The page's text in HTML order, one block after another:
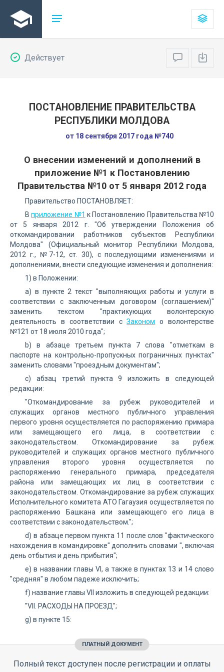
Действует
ПОСТАНОВЛЕНИЕ ПРАВИТЕЛЬСТВА
РЕСПУБЛИКИ МОЛДОВА
от 18 сентября 2017 года №740
О внесении изменений и дополнений в
приложение №1 к Постановлению
Правительства №10 от 5 января 2012 года
Правительство ПОСТАНОВЛЯЕТ:
Вприложение №1 к Постановлению Правительства №10
от 5 января 2012 г. "Об утверждении Положения об
откомандировании работников субъектов Республики
Молдова" (Официальный монитор Республики Молдова,
2012 г., №7-12, ст. 30), с последующими изменениями и
дополнениями, внести следующие изменения и дополнения:
1) в Положении:
a) в пункте 2 текст "выполняющих работы и услуги в
соответствии с заключенным договором (соглашением)"
заменить текстом "практикующих волонтерскую
деятельность в соответствии сЗаконом о волонтерстве
№121 от 18 июля 2010 года";
b) в абзаце третьем пункта 7 слова "отметкам в
паспорте на контрольно-пропускных пограничных пунктах"
заменить словами "проездным документам";
c) абзац третий пункта 9 изложить в следующей
редакции:
"Откомандирование за рубеж руководителей и
служащих органов местного публичного управления
первого уровня осуществляется по распоряжению примара
или замещающего его лица, в соответствии с
законодательством. Откомандирование за рубеж
руководителей и служащих органов местного публичного
управления второго уровня осуществляется по
распоряжению генерального примара, председателя
района или замещающих их лиц в соответствии с
законодательством. Откомандирование за рубеж служащих
Исполнительного комитета АТО Гагаузия осуществляется по
распоряжению Башкана или замещающего его лица в
соответствии с законодательством.";
d) в абзаце первом пункта 11 после слов "фактического
нахождения в командировке" дополнить словами ", включая
день отбытия и день прибытия";
e) в названии главы VI, а также в пунктах 13 и 14 слово
"средняя" в любом падеже исключить;
f) название главы VII изложить в следующей редакции:
"VII. РАСХОДЫ НА ПРОЕЗД";
g) в пункте 15:
ПЛАТНЫЙ ДОКУМЕНТ
Полный текст доступен после регистрации и оплаты